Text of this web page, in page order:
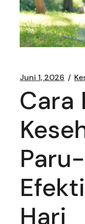
Juni 1, 2026
Cara
Hari